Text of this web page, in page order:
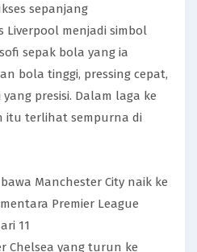
sepanjang
Liverpool menjadi simbol
sepak bola yang ia
bola tinggi, pressing cepat,
presisi. Dalam laga ke
itu terlihat sempurna di
Manchester City naik ke
Premier League
11
Chelsea yang turun ke